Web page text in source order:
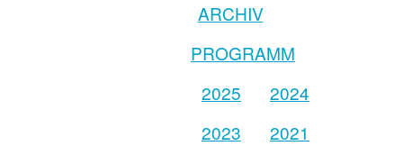
ARCHIV
PROGRAMM
2025
2024
2023
2021